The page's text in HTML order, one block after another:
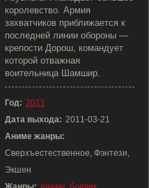
королевство. Армия
захватчиков приближается к
последней линии обороны —
крепости Дорош, командует
которой отважная
воительница Шамшир.
Год: 2011
Дата выхода: 2011-03-21
Аниме жанры:
Сверхъестественное, Фэнтези,
Экшен